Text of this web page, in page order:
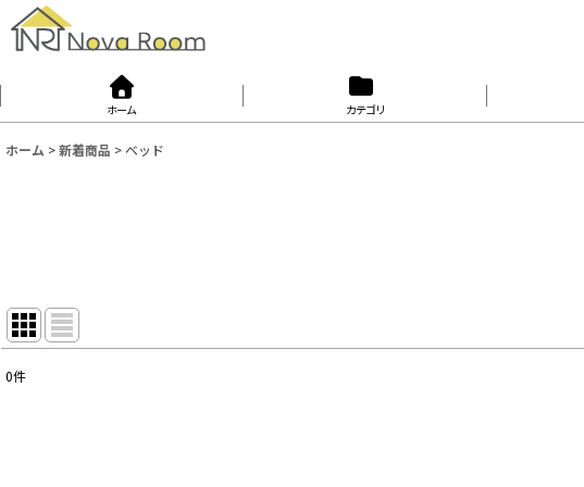
ホーム カテゴリ
ホーム >新着商品 > ベッド
0件